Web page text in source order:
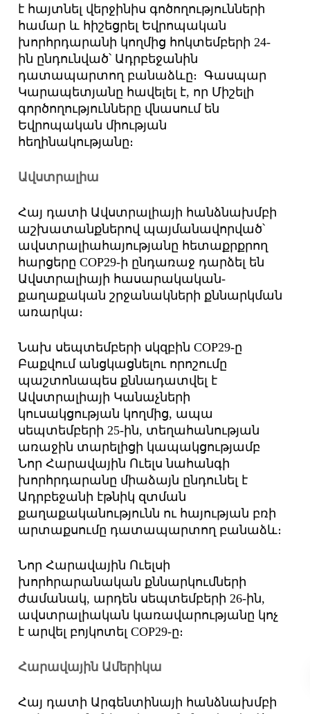
է հայտնել վերջինիս գոծողությունների
համար և հիշեցրել Եվրոպական
խորհրդարանի կողմից հոկտեմբերի 24-
ին ընդունված՝ Ադրբեջանին
դատապարտող բանաձևը։ Գասպար
Կարապետյանը հավելել է, որ Միշելի
գործողությունները վնասում են
Եվրոպական միության
հեղինակությանը։
Ավստրալիա
Հայ դատի Ավստրալիայի հանձնախմբի
աշխատանքներով պայմանավորված՝
ավստրալիահայությանը հետաքրքրող
հարցերը COP29-ի ընդառաջ դարձել են
Ավստրալիայի հասարակական-
քաղաքական շրջանակների քննարկման
առարկա։
Նախ սեպտեմբերի սկզբին COP29-ը
Բաքվում անցկացնելու որոշումը
պաշտոնապես քննադատվել է
Ավստրալիայի Կանաչների
կուսակցության կողմից, ապա
սեպտեմբերի 25-ին, տեղահանության
առաջին տարելիցի կապակցությամբ
Նոր Հարավային Ուելս նահանգի
խորհրդարանը միաձայն ընդունել է
Ադրբեջանի էթնիկ զտման
քաղաքականությունն ու հայության բռի
արտաքսումը դատապարտող բանաձև։
Նոր Հարավային Ուելսի
խորհրարանական քննարկումների
ժամանակ, արդեն սեպ­տեմբերի 26-ին,
ավստրալիական կառավարությանը կոչ
է արվել բոյկոտել COP29-ը։
Հարավային Ամերիկա
Հայ դատի Արգենտինայի հանձնախմբի